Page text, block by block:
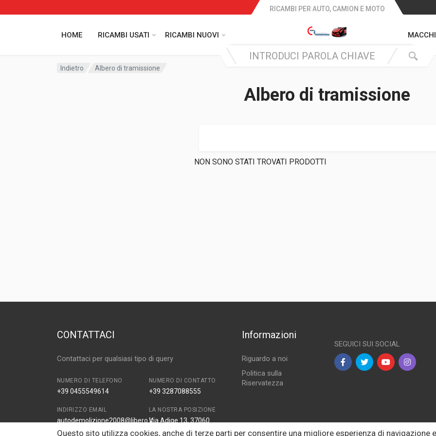
HOME RICAMBI USATI RICAMBI NUOVI
RICAMBI PER AUTO, CAMION E MOTO
Indietro Albero di tramissione
Albero di tramissione
NON SONO STATI TROVATI PRODOTTI
CONTATTACI
Contattaci per qualsiasi tipo di query
NUMERO DI TELEFONO
+39 0455549614
NUMERO DI CONTATTO
+39 3287088555
INDIRIZZO EMAIL
autodemolizione2008@libero.it
LA NOSTRA POSIZIONE
Via Adige 13, 37060
Zona Industriale Pradelle
Informazioni
Riguardo a noi
Politica sulla
Riservatezza
SEGUICI SUI SOCIAL
Questo sito utilizza cookies, anche di terze parti per consentire una migliore esperienza di